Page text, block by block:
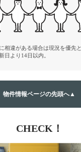
相違がある場合は現況を優先と
日より14日以内。
物件情報ページの先頭へ▲
CHECK！